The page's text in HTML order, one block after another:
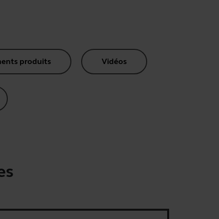
produits Vidéos